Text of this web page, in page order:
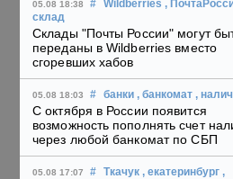
05.08 18:38 # Wildberries ,
склад
Склады "Почты России" могут
переданы в Wildberries вместо
сгоревших хабов
05.08 18:03 # банки , банкомат ,
С октября в России появится
возможность пополнять счет
через любой банкомат по СБП
05.08 17:07 # Ткачук , екатеринбург ,